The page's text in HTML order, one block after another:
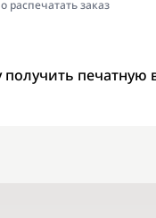
распечатать заказ
получить